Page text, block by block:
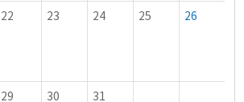
22 23 24 25 26
29 30 31